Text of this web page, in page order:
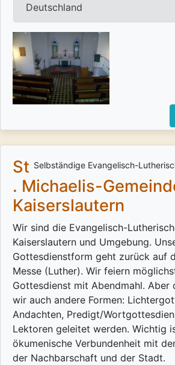
Deutschland
Selbständige Evangelisch-
St
. Michaelis-
Kaiserslautern
Wir sind die Evangelisch-
Kaiserslautern und Umgebung.
Gottesdienstform geht zurück auf
Messe (Luther). Wir feiern
Gottesdienst mit Abendmahl. Aber
wir auch andere Formen:
Andachten, Predigt/
Lektoren geleitet werden. Wichtig
ökumenische Verbundenheit mit
der Nachbarschaft und der Stadt.